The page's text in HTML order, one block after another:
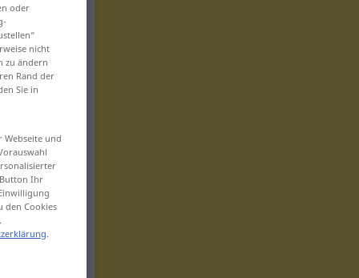
oder
nicht
zu ändern
Rand der
Sie in
und
Ihr
den Cookies
.